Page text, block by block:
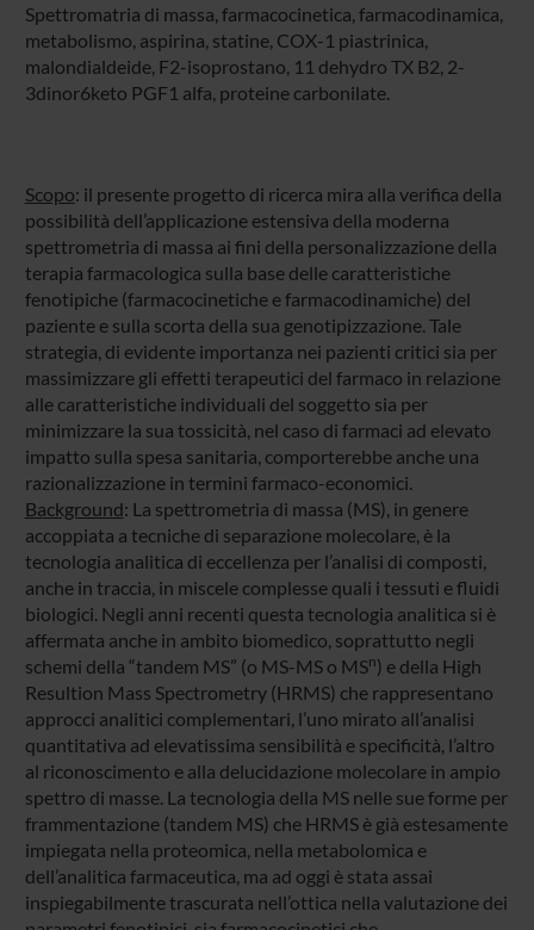
Spettromatria di massa, farmacocinetica, farmacodinamica,
metabolismo, aspirina, statine, COX-1 piastrinica,
malondialdeide, F2-isoprostano, 11 dehydro TX B2, 2-
3dinor6keto PGF1 alfa, proteine carbonilate.
Scopo: il presente progetto di ricerca mira alla verifica della
possibilità dell’applicazione estensiva della moderna
spettrometria di massa ai fini della personalizzazione della
terapia farmacologica sulla base delle caratteristiche
fenotipiche (farmacocinetiche e farmacodinamiche) del
paziente e sulla scorta della sua genotipizzazione. Tale
strategia, di evidente importanza nei pazienti critici sia per
massimizzare gli effetti terapeutici del farmaco in relazione
alle caratteristiche individuali del soggetto sia per
minimizzare la sua tossicità, nel caso di farmaci ad elevato
impatto sulla spesa sanitaria, comporterebbe anche una
razionalizzazione in termini farmaco-economici.
Background: La spettrometria di massa (MS), in genere
accoppiata a tecniche di separazione molecolare, è la
tecnologia analitica di eccellenza per l’analisi di composti,
anche in traccia, in miscele complesse quali i tessuti e fluidi
biologici. Negli anni recenti questa tecnologia analitica si è
affermata anche in ambito biomedico, soprattutto negli
schemi della “tandem MS” (o MS-MS o MSn) e della High
Resultion Mass Spectrometry (HRMS) che rappresentano
approcci analitici complementari, l’uno mirato all’analisi
quantitativa ad elevatissima sensibilità e specificità, l’altro
al riconoscimento e alla delucidazione molecolare in ampio
spettro di masse. La tecnologia della MS nelle sue forme per
frammentazione (tandem MS) che HRMS è già estesamente
impiegata nella proteomica, nella metabolomica e
dell’analitica farmaceutica, ma ad oggi è stata assai
inspiegabilmente trascurata nell’ottica nella valutazione dei